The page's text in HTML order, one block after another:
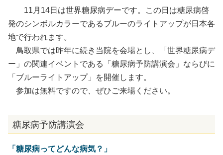
11月14日は世界糖尿病デーです。この日は糖尿病啓
発のシンボルカラーであるブルーのライトアップが日本各
地で行われます。
鳥取県では昨年に続き当院を会場とし、「世界糖尿病デ
ー」の関連イベントである「糖尿病予防講演会」ならびに
「ブルーライトアップ」を開催します。
参加は無料ですので、ぜひご来場ください。
糖尿病予防講演会
「糖尿病ってどんな病気？」